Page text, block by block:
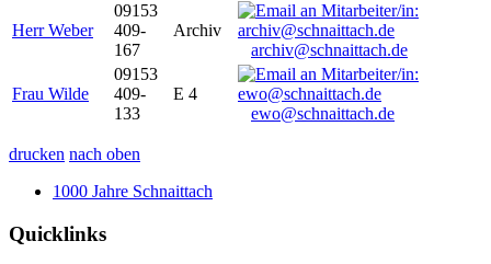
Herr Weber
09153
409-
167
Archiv
archiv@schnaittach.de
Frau Wilde
09153
409-
133
E 4
ewo@schnaittach.de
drucken nach oben
1000 Jahre Schnaittach
Quicklinks